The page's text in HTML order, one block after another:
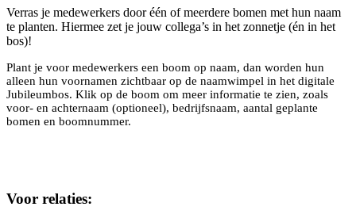
Verras je medewerkers door één of meerdere bomen met hun naam
te planten. Hiermee zet je jouw collega’s in het zonnetje (én in het
bos)!
Plant je voor medewerkers een boom op naam, dan worden hun
alleen hun voornamen zichtbaar op de naamwimpel in het digitale
Jubileumbos. Klik op de boom om meer informatie te zien, zoals
voor- en achternaam (optioneel), bedrijfsnaam, aantal geplante
bomen en boomnummer.
Voor relaties: